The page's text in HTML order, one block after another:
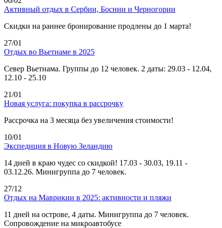
Активный отдых в Сербии, Боснии и Черногории
Скидки на раннее бронирование продлены до 1 марта!
27/01
Отдых во Вьетнаме в 2025
Север Вьетнама. Группы до 12 человек. 2 даты: 29.03 - 12.04,
12.10 - 25.10
21/01
Новая услуга: покупка в рассрочку
Рассрочка на 3 месяца без увеличения стоимости!
10/01
Экспедиция в Новую Зеландию
14 дней в краю чудес со скидкой! 17.03 - 30.03, 19.11 -
03.12.26. Минигруппа до 7 человек.
27/12
Отдых на Маврикии в 2025: активности и пляжи
11 дней на острове, 4 даты. Минигруппа до 7 человек.
Сопровождение на микроавтобусе